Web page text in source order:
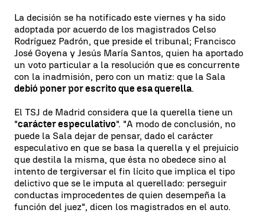
La decisión se ha notificado este viernes y ha sido
adoptada por acuerdo de los magistrados Celso
Rodríguez Padrón, que preside el tribunal; Francisco
José Goyena y Jesús María Santos, quien ha aportado
un voto particular a la resolución que es concurrente
con la inadmisión, pero con un matiz: que la Sala
debió poner por escrito que esa querella.
El TSJ de Madrid considera que la querella tiene un
"carácter especulativo". "A modo de conclusión, no
puede la Sala dejar de pensar, dado el carácter
especulativo en que se basa la querella y el prejuicio
que destila la misma, que ésta no obedece sino al
intento de tergiversar el fin lícito que implica el tipo
delictivo que se le imputa al querellado: perseguir
conductas improcedentes de quien desempeña la
función del juez", dicen los magistrados en el auto.